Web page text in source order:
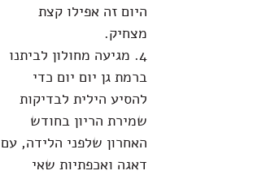
היום זה אפילו קצת
מצחיק.
4. מגיעה מחולון לביתנו
ברמת גן יום יום כדי
להסיע הילית לבדיקות
שמירת הריון בחודש
האחרון שלפני הלידה, עם
דאגה ואכפתיות שאי